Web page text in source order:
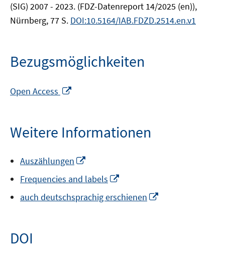
(SIG) 2007 - 2023. (FDZ-Datenreport 14/2025 (en)),
Nürnberg, 77 S. DOI:10.5164/IAB.FDZD.2514.en.v1
Bezugsmöglichkeiten
Open Access
öffnen
Weitere Informationen
Auszählungen
Fenster
öffnen
Frequencies and labels
Fenster
auch deutschsprachig erschienen
DOI